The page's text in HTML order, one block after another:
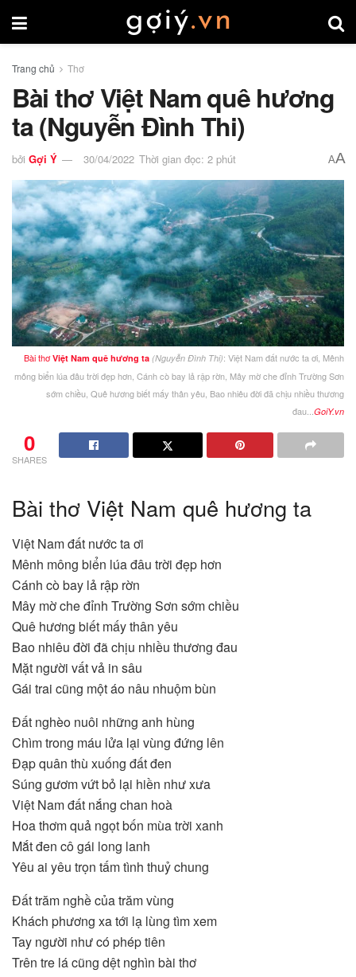
Trang chủ Thơ
Bài thơ Việt Nam quê hương
ta (Nguyễn Đình Thi)
bởi Gợi Ý 30/04/2022 Thời gian đọc: 2 phút AA
Bài thơViệt Nam quê hương ta (Nguyễn Đình Thi): Việt Nam đất nước ta ơi, Mênh
mông biển lúa đâu trời đẹp hơn, Cánh cò bay lả rập rờn, Mây mờ che đỉnh Trường Sơn
sớm chiều, Quê hương biết mấy thân yêu, Bao nhiêu đời đã chịu nhiều thương
đau... GoiY.vn
0
SHARES
Bài thơ Việt Nam quê hương ta
Việt Nam đất nước ta ơi
Mênh mông biển lúa đâu trời đẹp hơn
Cánh cò bay lả rập rờn
Mây mờ che đỉnh Trường Sơn sớm chiều
Quê hương biết mấy thân yêu
Bao nhiêu đời đã chịu nhiều thương đau
Mặt người vất vả in sâu
Gái trai cũng một áo nâu nhuộm bùn
Đất nghèo nuôi những anh hùng
Chìm trong máu lửa lại vùng đứng lên
Đạp quân thù xuống đất đen
Súng gươm vứt bỏ lại hiền như xưa
Việt Nam đất nắng chan hoà
Hoa thơm quả ngọt bốn mùa trời xanh
Mắt đen cô gái long lanh
Yêu ai yêu trọn tấm tình thuỷ chung
Đất trăm nghề của trăm vùng
Khách phương xa tới lạ lùng tìm xem
Tay người như có phép tiên
Trên tre lá cũng dệt nghìn bài thơ